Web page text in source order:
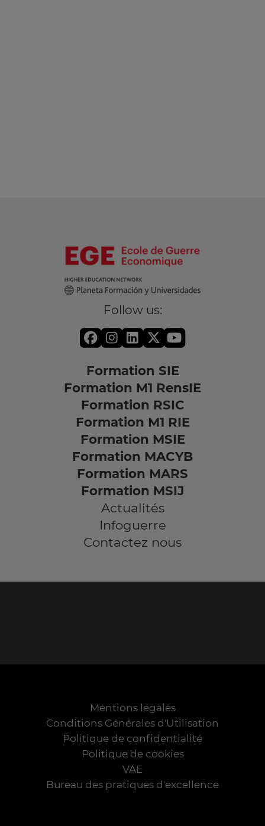
Follow us:
Formation SIE
Formation M1 RensIE
Formation RSIC
Formation M1 RIE
Formation MSIE
Formation MACYB
Formation MARS
Formation MSIJ
Actualités
Infoguerre
Contactez nous
Mentions légales
Conditions Générales d'Utilisation
Politique de confidentialité
Politique de cookies
VAE
Bureau des pratiques d'excellence